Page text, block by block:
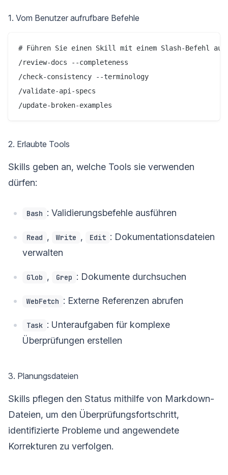
1. Vom Benutzer aufrufbare Befehle
# Führen Sie einen Skill mit einem Slash-Befehl aus
/review-docs --completeness
/check-consistency --terminology
/validate-api-specs
2. Erlaubte Tools
Skills geben an, welche Tools sie verwenden
dürfen:
Bash : Validierungsbefehle ausführen
Read , Write , Edit : Dokumentationsdateien
verwalten
Glob , Grep : Dokumente durchsuchen
WebFetch : Externe Referenzen abrufen
Task : Unteraufgaben für komplexe
Überprüfungen erstellen
3. Planungsdateien
Skills pflegen den Status mithilfe von Markdown-
Dateien, um den Überprüfungsfortschritt,
identifizierte Probleme und angewendete
Korrekturen zu verfolgen.